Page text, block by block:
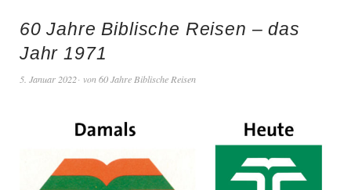
60 Jahre Biblische Reisen – das
Jahr 1971
5. Januar 2022 von 60 Jahre Biblische Reisen